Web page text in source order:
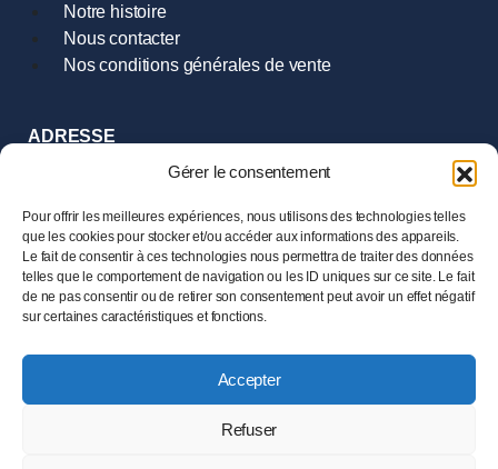
Gérer le consentement
Pour offrir les meilleures expériences, nous utilisons des technologies telles
que les cookies pour stocker et/ou accéder aux informations des appareils.
Le fait de consentir à ces technologies nous permettra de traiter des données
telles que le comportement de navigation ou les ID uniques sur ce site. Le fait
de ne pas consentir ou de retirer son consentement peut avoir un effet négatif
sur certaines caractéristiques et fonctions.
Accepter
Refuser
Notre histoire
Nous contacter
Nos conditions générales de vente
ADRESSE
Tél :02.99.385.385
HORAIRES
Mardi au Samedi
de 11h00 à 19h00
© 2024 LESENECHAL – Tous droits réservés –
légales